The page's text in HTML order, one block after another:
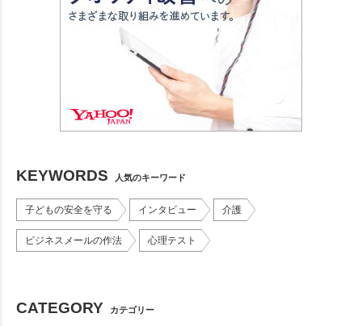
KEYWORDS 人気のキーワード
子どもの安全を守る インタビュー 介護
ビジネスメールの作法 心理テスト
CATEGORY カテゴリー